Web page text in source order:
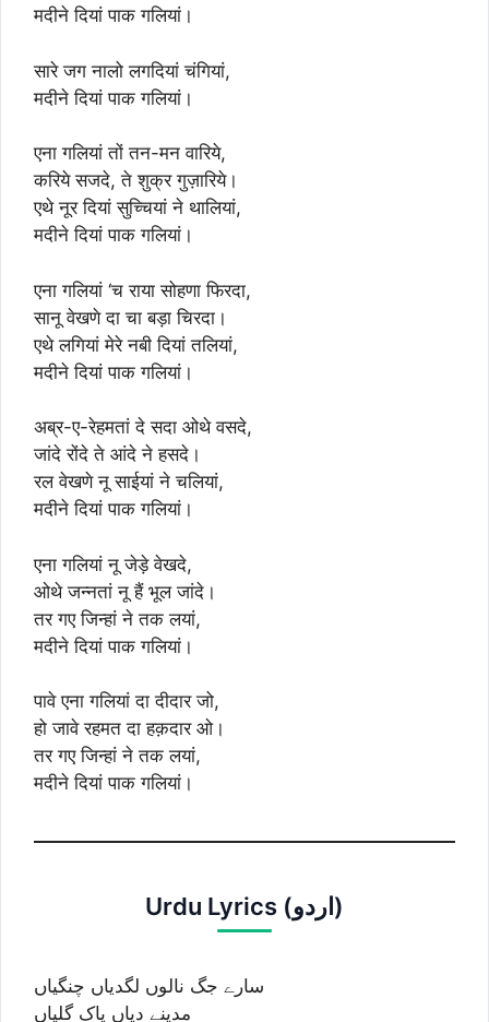
मदीने दियां पाक गलियां।
सारे जग नालो लगदियां चंगियां,
मदीने दियां पाक गलियां।
एना गलियां तों तन-मन वारिये,
करिये सजदे, ते शुक्र गुज़ारिये।
एथे नूर दियां सुच्चियां ने थालियां,
मदीने दियां पाक गलियां।
एना गलियां ‘च राया सोहणा फिरदा,
सानू वेखणे दा चा बड़ा चिरदा।
एथे लगियां मेरे नबी दियां तलियां,
मदीने दियां पाक गलियां।
अब्र-ए-रेहमतां दे सदा ओथे वसदे,
जांदे रोंदे ते आंदे ने हसदे।
रल वेखणे नू साईयां ने चलियां,
मदीने दियां पाक गलियां।
एना गलियां नू जेड़े वेखदे,
ओथे जन्नतां नू हैं भूल जांदे।
तर गए जिन्हां ने तक लयां,
मदीने दियां पाक गलियां।
पावे एना गलियां दा दीदार जो,
हो जावे रहमत दा हक़दार ओ।
तर गए जिन्हां ने तक लयां,
मदीने दियां पाक गलियां।
Urdu Lyrics (اردو)
سارے جگ نالوں لگدیاں چنگیاں
مدینے دیاں پاک گلیاں